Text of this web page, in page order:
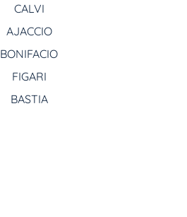
CALVI
AJACCIO
BONIFACIO
FIGARI
BASTIA